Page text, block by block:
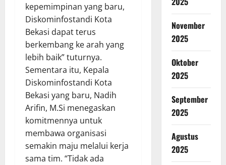
kepemimpinan yang baru,
Diskominfostandi Kota
Bekasi dapat terus
berkembang ke arah yang
lebih baik” tuturnya.
Sementara itu, Kepala
Diskominfostandi Kota
Bekasi yang baru, Nadih
Arifin, M.Si menegaskan
komitmennya untuk
membawa organisasi
semakin maju melalui kerja
sama tim. “Tidak ada
November
2025
Oktober
2025
September
2025
Agustus
2025